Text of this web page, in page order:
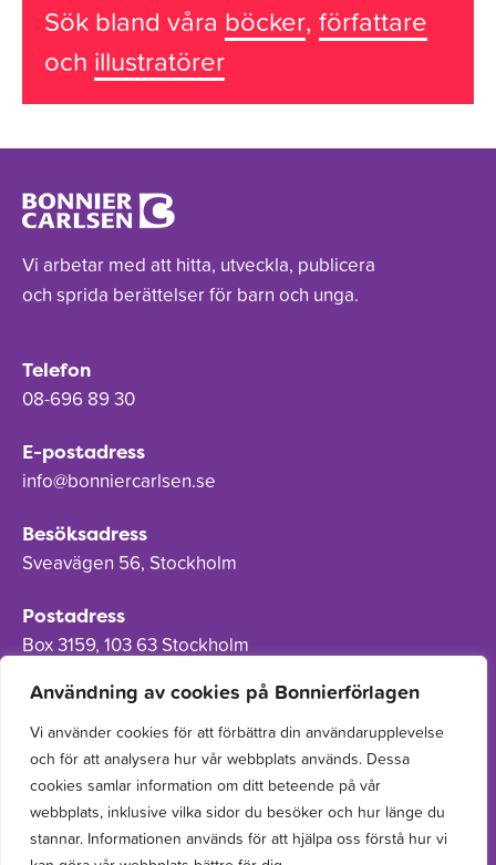
Användning av cookies på Bonnierförlagen
Vi använder cookies för att förbättra din användarupplevelse
och för att analysera hur vår webbplats används. Dessa
cookies samlar information om ditt beteende på vår
webbplats, inklusive vilka sidor du besöker och hur länge du
stannar. Informationen används för att hjälpa oss förstå hur vi
Sök bland våra böcker, författare
och illustratörer
Vi arbetar med att hitta, utveckla, publicera
och sprida berättelser för barn och unga.
Telefon
08-696 89 30
E-postadress
info@bonniercarlsen.se
Besöksadress
Sveavägen 56, Stockholm
Postadress
Box 3159, 103 63 Stockholm
Om Bonnierförlagen
Cookies
Integritetspolicy